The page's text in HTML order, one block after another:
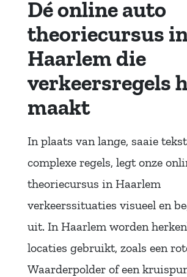
Dé online auto
theoriecursus
Haarlem die
verkeersregels
maakt
In plaats van lange, saaie
complexe regels, legt onze
theoriecursus in Haarlem
verkeerssituaties visueel en
uit. In Haarlem worden
locaties gebruikt, zoals een
Waarderpolder of een